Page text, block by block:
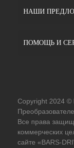
НАШИ
ПОМОЩЬ И
Copyright 2024 ©
Все права
коммерческих
сайте «BARS-